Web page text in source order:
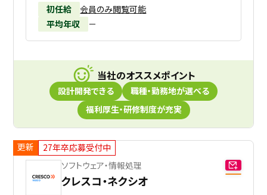
初任給
会員のみ閲覧可能
平均年収
－
当社のオススメポイント
設計開発できる
職種・勤務地が選べる
福利厚生・研修制度が充実
更新
27年卒応募受付中
ソフトウェア・情報処理
クレスコ・ネクシオ